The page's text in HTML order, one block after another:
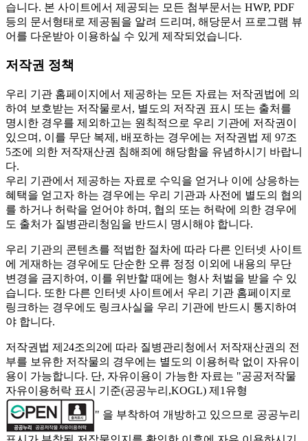
습니다. 본 사이트에서 제공되는 모든 첨부문서는 HWP, PDF
등의 문서형태로 제공됨을 알려 드리며, 해당문서 프로그램 뷰
어를 다운받아 이용하실 수 있게 제작되었습니다.
저작권 정책
우리 기관 홈페이지에서 제공하는 모든 자료는 저작권법에 의
하여 보호받는 저작물로서, 별도의 저작권 표시 또는 출처를
명시한 경우를 제외하고는 원칙적으로 우리 기관에 저작권이
있으며, 이를 무단 복제, 배포하는 경우에는 저작권법 제 97조
5조에 의한 저작재산권 침해죄에 해당함을 유념하시기 바랍니
다.
우리 기관에서 제공하는 자료로 수익을 얻거나 이에 상응하는
혜택을 얻고자 하는 경우에는 우리 기관과 사전에 별도의 협의
를 하거나 허락을 얻어야 하며, 협의 또는 허락에 의한 경우에
도 출처가 질병관리청임을 반드시 명시해야 합니다.
우리 기관의 콘텐츠를 적법한 절차에 따라 다른 인터넷 사이트
에 게재하는 경우에도 단순한 오류 정정 이외에 내용의 무단
변경을 금지하여, 이를 위반할 때에는 형사 처벌을 받을 수 있
습니다. 또한 다른 인터넷 사이트에서 우리 기관 홈페이지로
링크하는 경우에도 링크사실을 우리 기관에 반드시 통지하여
야 합니다.
저작권법 제24조의2에 따라 질병관리청에서 저작재산권의 전
부를 보유한 저작물의 경우에는 별도의 이용허락 없이 자유이
용이 가능합니다. 단, 자유이용이 가능한 자료는 "공공저작물
자유이용허락 표시 기준(공공누리,KOGL) 제1유형
" 을 부착하여 개방하고 있으므로 공공누리